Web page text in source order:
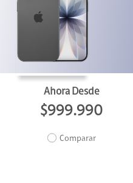
Ahora Desde
$999.990
Comparar